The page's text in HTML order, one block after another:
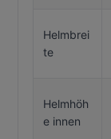
Helmbrei
te
Helmhöh
e innen